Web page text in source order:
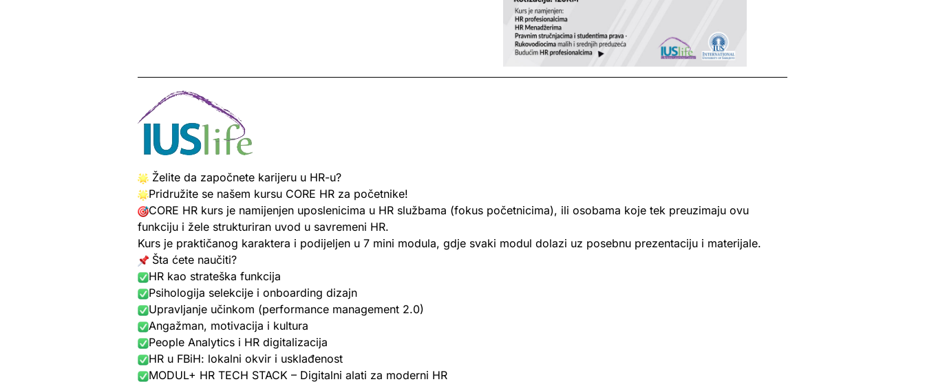
Želite da započnete karijeru u HR-u?
Pridružite se našem kursu CORE HR za početnike!
CORE HR kurs je namijenjen uposlenicima u HR službama (fokus početnicima), ili osobama koje tek preuzimaju ovu
funkciju i žele strukturiran uvod u savremeni HR.
Kurs je praktičanog karaktera i podijeljen u 7 mini modula, gdje svaki modul dolazi uz posebnu prezentaciju i materijale.
Šta ćete naučiti?
HR kao strateška funkcija
Psihologija selekcije i onboarding dizajn
Upravljanje učinkom (performance management 2.0)
Angažman, motivacija i kultura
People Analytics i HR digitalizacija
HR u FBiH: lokalni okvir i usklađenost
MODUL+ HR TECH STACK – Digitalni alati za moderni HR